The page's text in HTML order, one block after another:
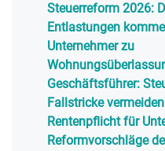
Steuerreform 2026:
Entlastungen
Unternehmer zu
Geschäftsführer:
Fallstricke vermeiden
Rentenpflicht für
Reformvorschläge